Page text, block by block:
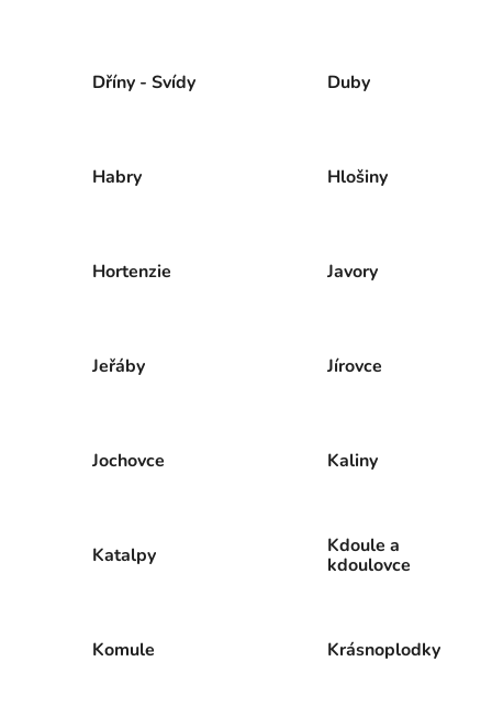
Dříny - Svídy Duby
Habry Hlošiny
Hortenzie Javory
Jeřáby Jírovce
Jochovce Kaliny
Katalpy
Kdoule a
kdoulovce
Komule Krásnoplodky